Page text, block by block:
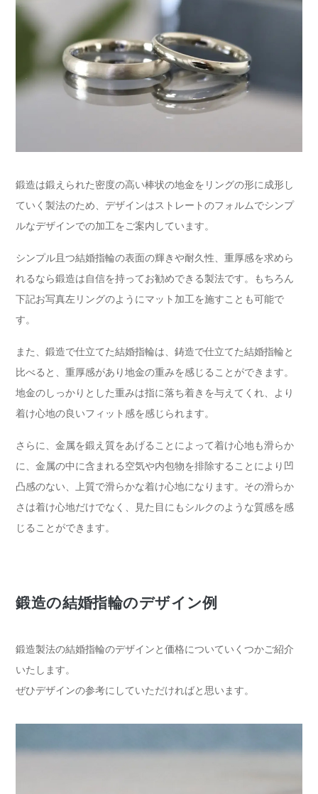
鍛造は鍛えられた密度の高い棒状の地金をリングの形に成形し
ていく製法のため、デザインはストレートのフォルムでシンプ
ルなデザインでの加工をご案内しています。
シンプル且つ結婚指輪の表面の輝きや耐久性、重厚感を求めら
れるなら鍛造は自信を持ってお勧めできる製法です。もちろん
下記お写真左リングのようにマット加工を施すことも可能で
す。
また、鍛造で仕立てた結婚指輪は、鋳造で仕立てた結婚指輪と
比べると、重厚感があり地金の重みを感じることができます。
地金のしっかりとした重みは指に落ち着きを与えてくれ、より
着け心地の良いフィット感を感じられます。
さらに、金属を鍛え質をあげることによって着け心地も滑らか
に、金属の中に含まれる空気や内包物を排除することにより凹
凸感のない、上質で滑らかな着け心地になります。その滑らか
さは着け心地だけでなく、見た目にもシルクのような質感を感
じることができます。
鍛造の結婚指輪のデザイン例
鍛造製法の結婚指輪のデザインと価格についていくつかご紹介
いたします。
ぜひデザインの参考にしていただければと思います。